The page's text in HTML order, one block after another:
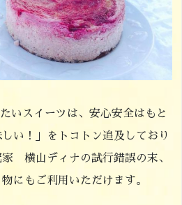
いスイーツは、安心安全はもと
い！」をトコトン追及しており
横山ディナの試行錯誤の末、
にもご利用いただけます。